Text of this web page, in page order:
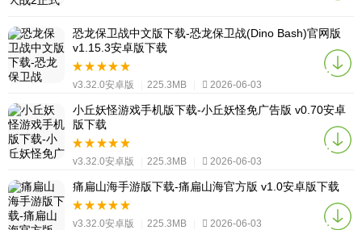
恐龙保卫战中文版下载-恐龙保卫战(Dino Bash)官网版
v1.15.3安卓版下载
v3.32.0安卓版 225.3MB 2026-06-03
小丘妖怪游戏手机版下载-小丘妖怪免广告版 v0.70安卓
版下载
v3.32.0安卓版 225.3MB 2026-06-03
痛扁山海手游版下载-痛扁山海官方版 v1.0安卓版下载
v3.32.0安卓版 225.3MB 2026-06-03